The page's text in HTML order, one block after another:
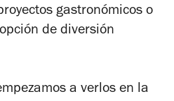
gastronómicos o
de diversión
a verlos en la